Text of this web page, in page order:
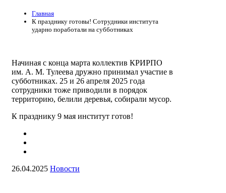
Главная
К празднику готовы! Сотрудники института
ударно поработали на субботниках
Начиная с конца марта коллектив КРИРПО
им. А. М. Тулеева дружно принимал участие в
субботниках. 25 и 26 апреля 2025 года
сотрудники тоже приводили в порядок
территорию, белили деревья, собирали мусор.
К празднику 9 мая институт готов!
26.04.2025 Новости